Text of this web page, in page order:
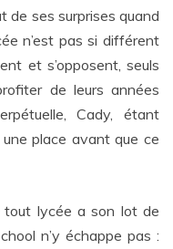
de ses surprises quand
n’est pas si différent
et s’opposent, seuls
de leurs années
Cady, étant
place avant que ce
tout lycée a son lot de
n’y échappe pas :